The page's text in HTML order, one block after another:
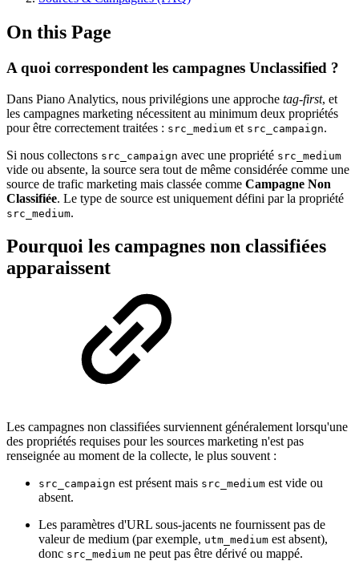
On this Page
A quoi correspondent les campagnes Unclassified ?
Dans Piano Analytics, nous privilégions une approche tag-first, et
les campagnes marketing nécessitent au minimum deux propriétés
pour être correctement traitées : src_medium et src_campaign.
Si nous collectons src_campaign avec une propriété src_medium
vide ou absente, la source sera tout de même considérée comme une
source de trafic marketing mais classée comme Campagne Non
Classifiée. Le type de source est uniquement défini par la propriété
src_medium.
Pourquoi les campagnes non classifiées
apparaissent
Les campagnes non classifiées surviennent généralement lorsqu'une
des propriétés requises pour les sources marketing n'est pas
renseignée au moment de la collecte, le plus souvent :
src_campaign est présent mais src_medium est vide ou
absent.
Les paramètres d'URL sous-jacents ne fournissent pas de
valeur de medium (par exemple, utm_medium est absent),
donc src_medium ne peut pas être dérivé ou mappé.